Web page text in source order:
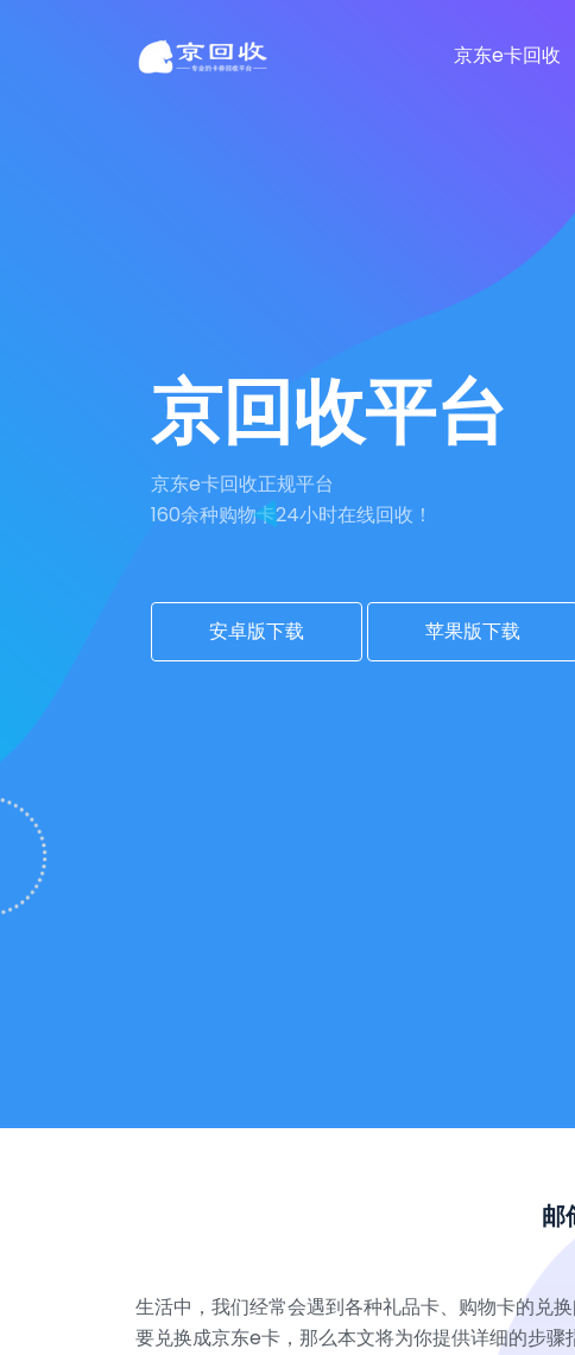
京东e卡回收
京回收平台
京东e卡回收正规平台
160余种购物卡24小时在线回收！
安卓版下载 苹果版下载
邮
生活中，我们经常会遇到各种礼品卡、购物卡的兑
要兑换成京东e卡，那么本文将为你提供详细的步骤